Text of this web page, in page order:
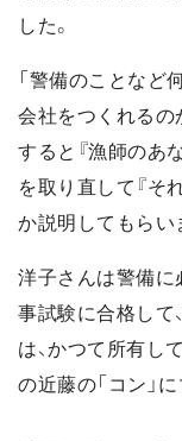
した。
「警備のことなど
会社をつくれるの
すると『漁師のあ
を取り直して『そ
か説明してもらい
洋子さんは警備に
事試験に合格して
は、かつて所有し
の近藤の「コン」